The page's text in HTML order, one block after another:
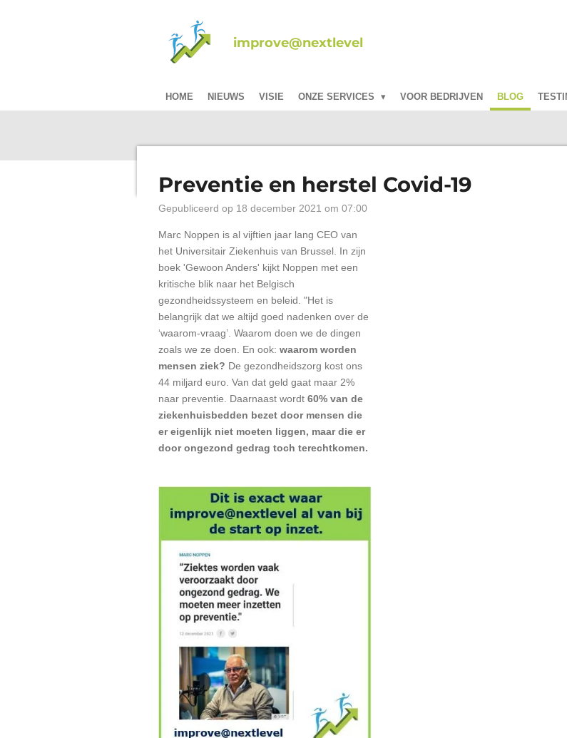
improve@nextlevel
HOME NIEUWS VISIE ONZE SERVICES VOOR BEDRIJVEN BLOG
Preventie en herstel Covid-19
Gepubliceerd op 18 december 2021 om 07:00
Marc Noppen is al vijftien jaar lang CEO van
het Universitair Ziekenhuis van Brussel. In zijn
boek 'Gewoon Anders' kijkt Noppen met een
kritische blik naar het Belgisch
gezondheidssysteem en beleid. "Het is
belangrijk dat we altijd goed nadenken over de
‘waarom-vraag’. Waarom doen we de dingen
zoals we ze doen. En ook: waarom worden
mensen ziek? De gezondheidszorg kost ons
44 miljard euro. Van dat geld gaat maar 2%
naar preventie. Daarnaast wordt 60% van de
ziekenhuisbedden bezet door mensen die
er eigenlijk niet moeten liggen, maar die er
door ongezond gedrag toch terechtkomen.